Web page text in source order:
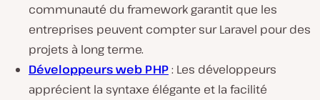
communauté du framework garantit que les
entreprises peuvent compter sur Laravel pour des
projets à long terme.
Développeurs web PHP: Les développeurs
apprécient la syntaxe élégante et la facilité